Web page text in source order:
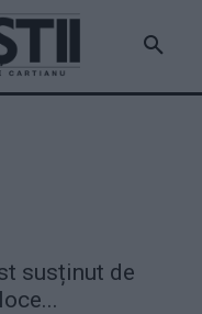
susținut de